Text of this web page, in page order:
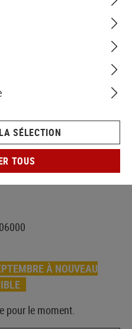
À NOUVEAU
pour le moment.
SÉLECTION
TOUS